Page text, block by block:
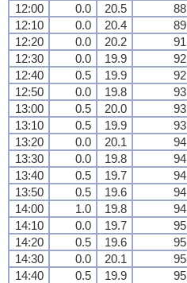
12:00
0.0 20.5 88
12:10
0.0 20.4 89
12:20
0.0 20.2 91
12:30
0.0 19.9 92
12:40
0.5 19.9 92
12:50
0.0 19.8 93
13:00
0.5 20.0 93
13:10
0.5 19.9 93
13:20
0.0 20.1 94
13:30
0.0 19.8 94
13:40
0.5 19.7 94
13:50
0.5 19.6 94
14:00
1.0 19.8 94
14:10
0.0 19.7 95
14:20
0.5 19.6 95
14:30
0.0 20.1 95
14:40
0.5 19.9 95